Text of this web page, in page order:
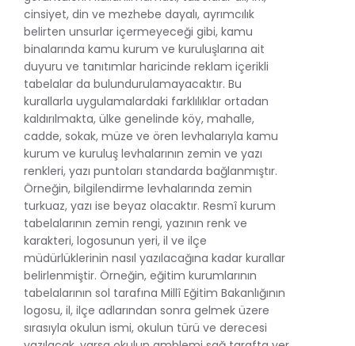
cinsiyet, din ve mezhebe dayalı, ayrımcılık
belirten unsurlar içermeyeceği gibi, kamu
binalarında kamu kurum ve kuruluşlarına ait
duyuru ve tanıtımlar haricinde reklam içerikli
tabelalar da bulundurulamayacaktır. Bu
kurallarla uygulamalardaki farklılıklar ortadan
kaldırılmakta, ülke genelinde köy, mahalle,
cadde, sokak, müze ve ören levhalarıyla kamu
kurum ve kuruluş levhalarının zemin ve yazı
renkleri, yazı puntoları standarda bağlanmıştır.
Örneğin, bilgilendirme levhalarında zemin
turkuaz, yazı ise beyaz olacaktır. Resmî kurum
tabelalarının zemin rengi, yazının renk ve
karakteri, logosunun yeri, il ve ilçe
müdürlüklerinin nasıl yazılacağına kadar kurallar
belirlenmiştir. Örneğin, eğitim kurumlarının
tabelalarının sol tarafına Millî Eğitim Bakanlığının
logosu, il, ilçe adlarından sonra gelmek üzere
sırasıyla okulun ismi, okulun türü ve derecesi